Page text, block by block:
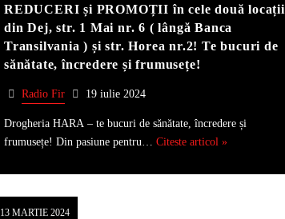
REDUCERI și PROMOȚII în cele două locații
din Dej, str. 1 Mai nr. 6 ( lângă Banca
Transilvania ) și str. Horea nr.2! Te bucuri de
sănătate, încredere și frumusețe!
Radio Fir 19 iulie 2024
Drogheria HARA – te bucuri de sănătate, încredere și
frumusețe! Din pasiune pentru… Citeste articol »
13 MARTIE 2024